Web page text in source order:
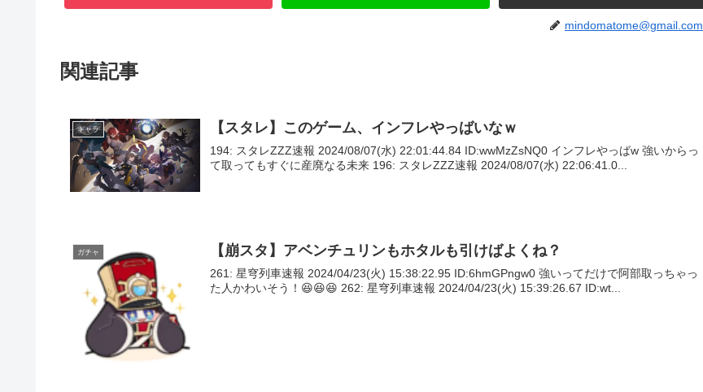
mindomatome@gmail.com
関連記事
キャラ 【スタレ】このゲーム、インフレやっばいなｗ
194: スタレZZZ速報 2024/08/07(水) 22:01:44.84 ID:wwMzZsNQ0 インフレやっばw 強いからっ
て取ってもすぐに産廃なる未来 196: スタレZZZ速報 2024/08/07(水) 22:06:41.0...
ガチャ 【崩スタ】アベンチュリンもホタルも引けばよくね？
261: 星穹列車速報 2024/04/23(火) 15:38:22.95 ID:6hmGPngw0 強いってだけで阿部取っちゃっ
た人かわいそう！😆😆😆 262: 星穹列車速報 2024/04/23(火) 15:39:26.67 ID:wt...